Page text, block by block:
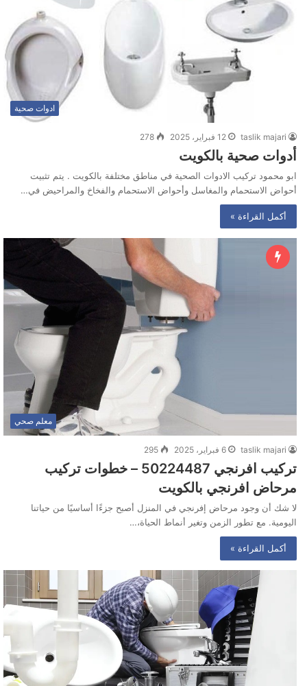
ادوات صحية
taslik majari 12 فبراير، 2025 278
أدوات صحية بالكويت
ابو محمود تركيب الادوات الصحية في مناطق مختلفة بالكويت . يتم تثبيت
أحواض الاستحمام والمغاسل وأحواض الاستحمام والفخاخ والمراحيض في…
أكمل القراءة »
معلم صحي
taslik majari 6 فبراير، 2025 295
تركيب افرنجي 50224487‬ – خطوات تركيب
مرحاض افرنجي بالكويت
لا شك أن وجود مرحاض إفرنجي في المنزل أصبح جزءًا أساسيًا من حياتنا
اليومية. مع تطور الزمن وتغير أنماط الحياة،…
أكمل القراءة »